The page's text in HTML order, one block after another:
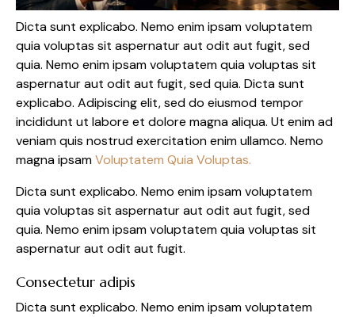
Dicta sunt explicabo. Nemo enim ipsam voluptatem
quia voluptas sit aspernatur aut odit aut fugit, sed
quia. Nemo enim ipsam voluptatem quia voluptas sit
aspernatur aut odit aut fugit, sed quia. Dicta sunt
explicabo. Adipiscing elit, sed do eiusmod tempor
incididunt ut labore et dolore magna aliqua. Ut enim ad
veniam quis nostrud exercitation enim ullamco. Nemo
magna ipsamVoluptatem Quia Voluptas.
Dicta sunt explicabo. Nemo enim ipsam voluptatem
quia voluptas sit aspernatur aut odit aut fugit, sed
quia. Nemo enim ipsam voluptatem quia voluptas sit
aspernatur aut odit aut fugit.
Consectetur adipis
Dicta sunt explicabo. Nemo enim ipsam voluptatem